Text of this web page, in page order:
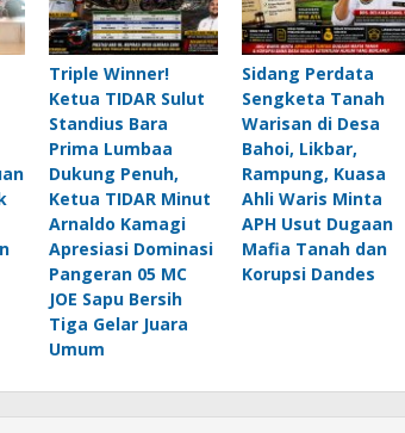
Triple Winner!
Ketua TIDAR Sulut
Standius Bara
Prima Lumbaa
Dukung Penuh,
Ketua TIDAR Minut
Arnaldo Kamagi
Apresiasi Dominasi
Pangeran 05 MC
JOE Sapu Bersih
Tiga Gelar Juara
Umum
Sidang Perdata
Sengketa Tanah
Warisan di Desa
Bahoi, Likbar,
Rampung, Kuasa
Ahli Waris Minta
APH Usut Dugaan
Mafia Tanah dan
Korupsi Dandes